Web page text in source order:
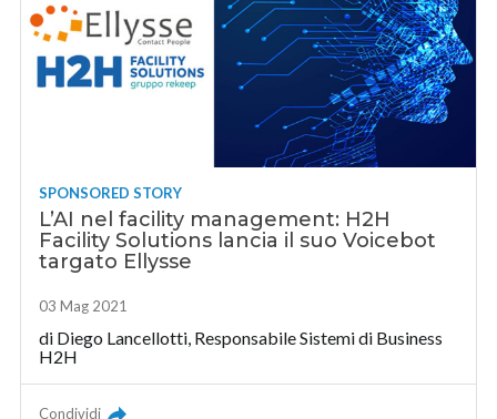
SPONSORED STORY
L’AI nel facility management: H2H
Facility Solutions lancia il suo Voicebot
targato Ellysse
03 Mag 2021
di Diego Lancellotti, Responsabile Sistemi di Business
H2H
Condividi